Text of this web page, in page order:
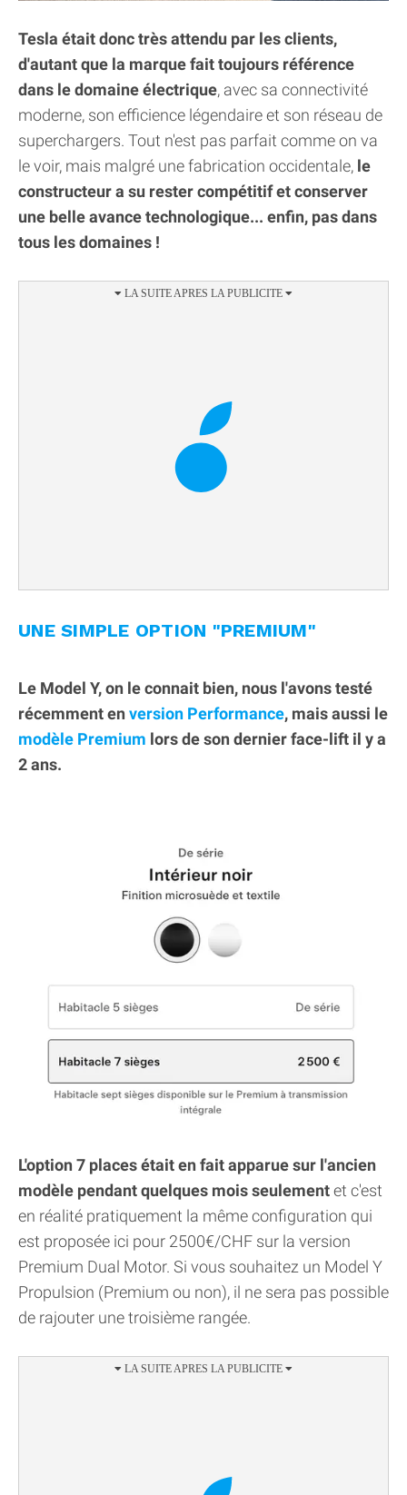
Tesla était donc très attendu par les clients,
d'autant que la marque fait toujours référence
dans le domaine électrique, avec sa connectivité
moderne, son efficience légendaire et son réseau de
superchargers. Tout n'est pas parfait comme on va
le voir, mais malgré une fabrication occidentale, le
constructeur a su rester compétitif et conserver
une belle avance technologique... enfin, pas dans
tous les domaines !
UNE SIMPLE OPTION "PREMIUM"
Le Model Y, on le connait bien, nous l'avons testé
récemment en version Performance, mais aussi le
modèle Premium lors de son dernier face-lift il y a
2 ans.
L'option 7 places était en fait apparue sur l'ancien
modèle pendant quelques mois seulementet c'est
en réalité pratiquement la même configuration qui
est proposée ici pour 2500€/CHF sur la version
Premium Dual Motor. Si vous souhaitez un Model Y
Propulsion (Premium ou non), il ne sera pas possible
de rajouter une troisième rangée.